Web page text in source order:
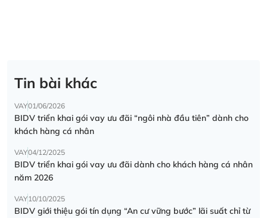
Tin bài khác
VAY01/06/2026
BIDV triển khai gói vay ưu đãi “ngôi nhà đầu tiên” dành cho
khách hàng cá nhân
VAY04/12/2025
BIDV triển khai gói vay ưu đãi dành cho khách hàng cá nhân
năm 2026
VAY10/10/2025
BIDV giới thiệu gói tín dụng “An cư vững bước” lãi suất chỉ từ